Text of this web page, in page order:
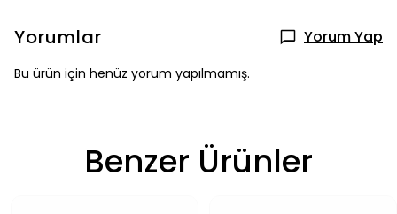
Yorumlar Yorum Yap
Bu ürün için henüz yorum yapılmamış.
Benzer Ürünler